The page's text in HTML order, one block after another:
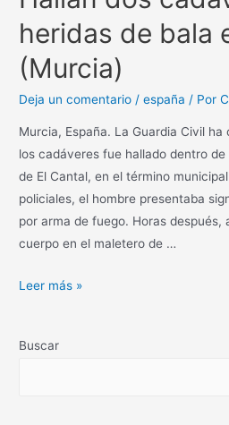
heridas de bala
(Murcia)
Deja un comentario /españa / Por
Murcia, España. La Guardia Civil
los cadáveres fue hallado dentro
de El Cantal, en el término
policiales, el hombre presentaba
por arma de fuego. Horas después,
cuerpo en el maletero de …
Leer más »
Buscar